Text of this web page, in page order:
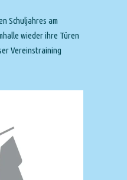
Schuljahres am
wieder ihre Türen
Vereinstraining